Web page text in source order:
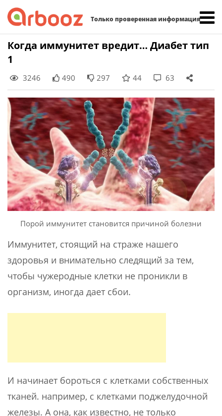
Только проверенная информация
Skip
Когда иммунитет вредит… Диабет тип
1
3246 490 297 44 63
Порой иммунитет становится причиной болезни
Иммунитет, стоящий на страже нашего
здоровья и внимательно следящий за тем,
чтобы чужеродные клетки не проникли в
организм, иногда дает сбои.
И начинает бороться с клетками собственных
тканей. например, с клетками поджелудочной
железы. А она, как известно, не только
Найти: